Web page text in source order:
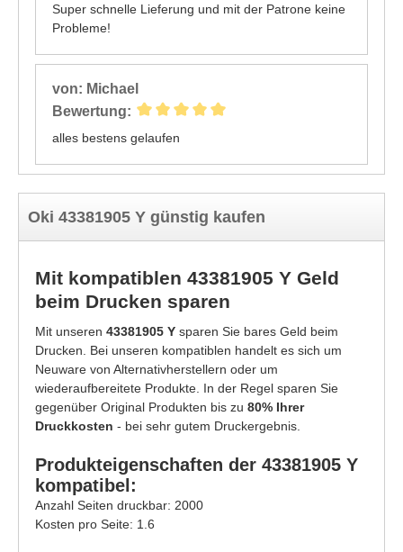
Super schnelle Lieferung und mit der Patrone keine
Probleme!
von: Michael
Bewertung:
alles bestens gelaufen
Oki 43381905 Y günstig kaufen
Mit kompatiblen 43381905 Y Geld
beim Drucken sparen
Mit unseren 43381905 Y sparen Sie bares Geld beim
Drucken. Bei unseren kompatiblen handelt es sich um
Neuware von Alternativherstellern oder um
wiederaufbereitete Produkte. In der Regel sparen Sie
gegenüber Original Produkten bis zu 80% Ihrer
Druckkosten - bei sehr gutem Druckergebnis.
Produkteigenschaften der 43381905 Y
kompatibel:
Anzahl Seiten druckbar: 2000
Kosten pro Seite: 1.6